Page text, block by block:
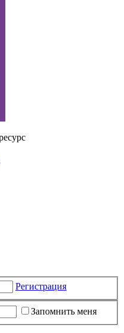
Регистрация
Запомнить меня